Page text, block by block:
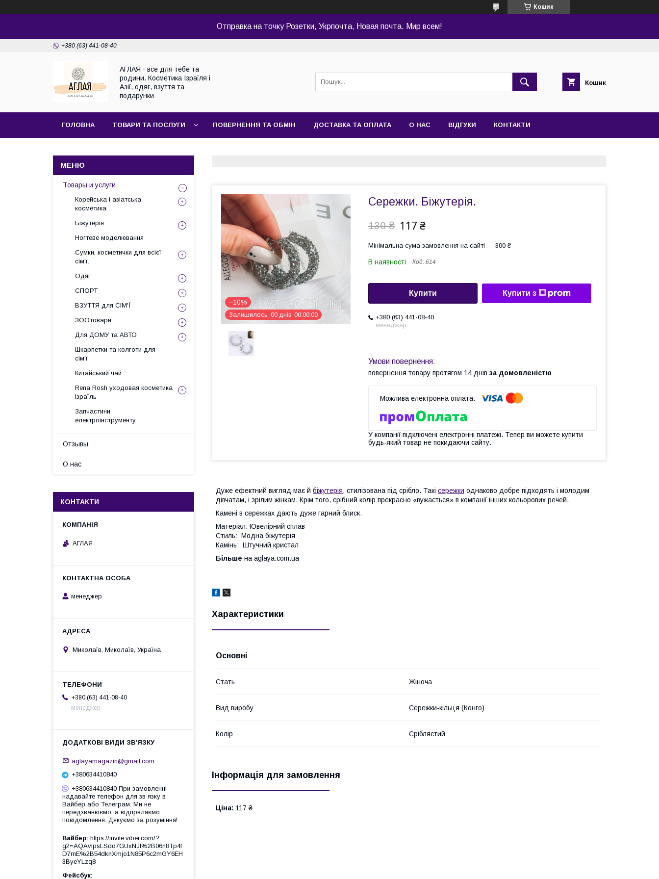
Кошик
Отправка на точку Розетки, Укрпочта, Новая почта. Мир всем!
+380 (63) 441-08-40
АГЛАЯ - все для тебе та
родини. Косметика Ізраїля і
Азії, одяг, взуття та
подарунки
Кошик
ГОЛОВНА ТОВАРИ ТА ПОСЛУГИ ПОВЕРНЕННЯ ТА ОБМІН ДОСТАВКА ТА ОПЛАТА О НАС ВІДГУКИ КОНТАКТИ
–10%
Залишилось 00 днів 00 00 00
Сережки. Біжутерія.
130 ₴ 117 ₴
Мінімальна сума замовлення на сайті — 300 ₴
В наявності Код: 614
Купити Купити з
+380 (63) 441-08-40
менеджер
повернення товару протягом 14 днів за домовленістю
У компанії підключені електронні платежі. Тепер ви можете купити
будь-який товар не покидаючи сайту.
Дуже ефектний вигляд має й біжутерія, стилізована під срібло. Такі сережки однаково добре підходять і молодим
дівчатам, і зрілим жінкам. Крім того, срібний колір прекрасно «вужається» в компанії інших кольорових речей.
Камені в сережках дають дуже гарний блиск.
Матеріал: Ювелірний сплав
Стиль: Модна біжутерія
Камінь: Штучний кристал
Більше на aglaya.com.ua
Характеристики
Основні
Стать Жіноча
Вид виробу Сережки-кільця (Конго)
Колір Сріблястий
Інформація для замовлення
Ціна: 117 ₴
Товары и услуги
Корейська і азіатська
косметика
Біжутерія
Ногтеве моделювання
Сумки, косметички для всієї
сім'ї.
Одяг
СПОРТ
ВЗУТТЯ для СІМ'Ї
ЗООтовари
Для ДОМУ та АВТО
Шкарпетки та колготи для
сім'ї
Китайський чай
Rena Rosh уходовая косметика
Ізраїль
Запчастини
електроінструменту
Отзывы
О нас
КОНТАКТИ
АГЛАЯ
менеджер
Миколаїв, Миколаїв, Україна
+380 (63) 441-08-40
менеджер
aglayamagazin@gmail.com
+380634410840
+380634410840 При замовленні
надавайте телефон для зв язку в
Вайбер або Телеграм. Ми не
передзванюємо, а відпрвляємо
повідомлення. Дякуємо за розуміння!
Вайбер https://invite.viber.com/?
g2=AQAvlpsLSdd7GUxNJl%2B06n8Tp4f
D7mE%2B54dknXmjo1N85P6c2mGY6EH
3ByeYLzq8
Фейсбук